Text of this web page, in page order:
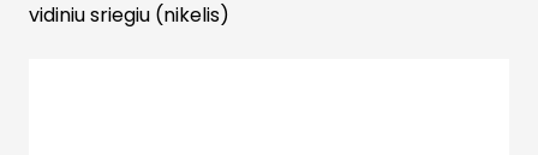
vidiniu sriegiu (nikelis)